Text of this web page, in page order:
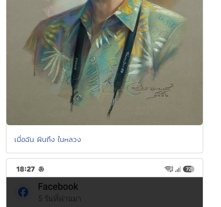
เมื่อฉัน ฝันถึง ในหลวง